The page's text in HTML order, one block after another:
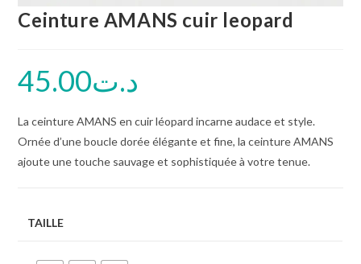
Ceinture AMANS cuir leopard
د.ت45.00
La ceinture AMANS en cuir léopard incarne audace et style.
Ornée d’une boucle dorée élégante et fine, la ceinture AMANS
ajoute une touche sauvage et sophistiquée à votre tenue.
TAILLE